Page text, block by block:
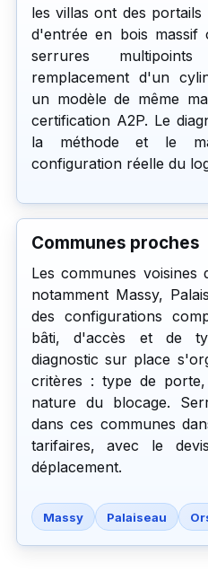
les villas ont des
d'entrée en bois massif
serrures
remplacement d'un
un modèle de même
certification A2P. Le
la méthode et le
configuration réelle du
Communes proches
Les communes voisines
notamment Massy,
des configurations
bâti, d'accès et de
diagnostic sur place
critères : type de
nature du blocage.
dans ces communes
tarifaires, avec le
déplacement.
Massy Palaiseau